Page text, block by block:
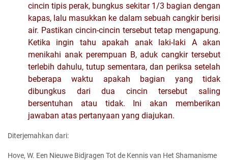
cincin tipis perak, bungkus sekitar 1/3 bagian dengan
kapas, lalu masukkan ke dalam sebuah cangkir berisi
air. Pastikan cincin-cincin tersebut tetap mengapung.
Ketika ingin tahu apakah anak laki-laki A akan
menikahi anak perempuan B, aduk cangkir tersebut
terlebih dahulu, tutup sementara, dan periksa setelah
beberapa waktu apakah bagian yang tidak
dibungkus dari dua cincin tersebut saling
bersentuhan atau tidak. Ini akan memberikan
jawaban atas pertanyaan yang diajukan.
Diterjemahkan dari:
Hove, W. Een Nieuwe Bidjragen Tot de Kennis van Het Shamanisme